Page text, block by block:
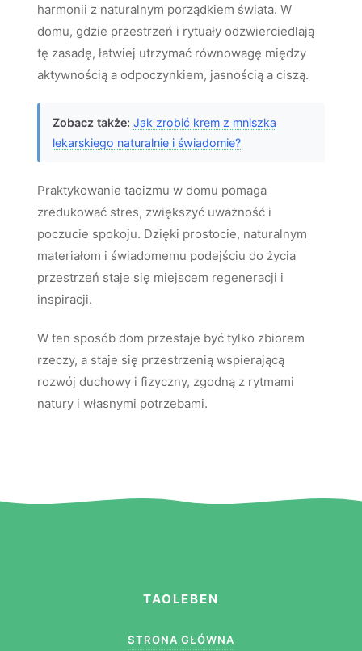
harmonii z naturalnym porządkiem świata. W
domu, gdzie przestrzeń i rytuały odzwierciedlają
tę zasadę, łatwiej utrzymać równowagę między
aktywnością a odpoczynkiem, jasnością a ciszą.
Zobacz także: Jak zrobić krem z mniszka
lekarskiego naturalnie i świadomie?
Praktykowanie taoizmu w domu pomaga
zredukować stres, zwiększyć uważność i
poczucie spokoju. Dzięki prostocie, naturalnym
materiałom i świadomemu podejściu do życia
przestrzeń staje się miejscem regeneracji i
inspiracji.
W ten sposób dom przestaje być tylko zbiorem
rzeczy, a staje się przestrzenią wspierającą
rozwój duchowy i fizyczny, zgodną z rytmami
natury i własnymi potrzebami.
TAOLEBEN
STRONA GŁÓWNA